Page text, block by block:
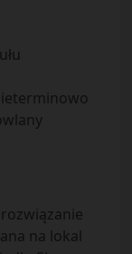
na lokal